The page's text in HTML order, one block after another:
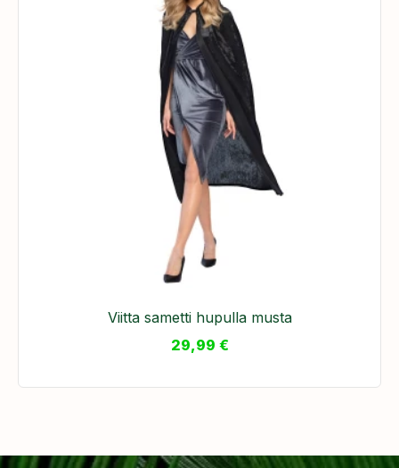
Viitta sametti hupulla musta
29,99 €